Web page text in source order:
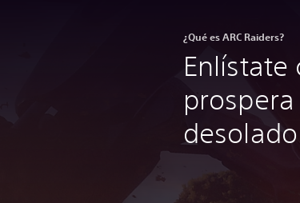
¿Qué es ARC Raiders?
Enlístate
desolado.